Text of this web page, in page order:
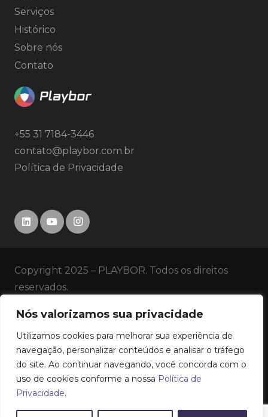
Nós valorizamos sua privacidade
Utilizamos cookies para melhorar sua experiência de
navegação, personalizar conteúdos e analisar o tráfego
do site. Ao continuar navegando, você concorda com o
uso de cookies conforme a nossa Política de
Privacidade.
Serviços
Histórico
Sobre nós
Contato
+55 31 7184-3446
contato@playbor.com.br
Política de Privacidade
Copyright 2025 – PLAYBOR. Todos os direitos
reservados.
HISTÓRICO
CONTATO